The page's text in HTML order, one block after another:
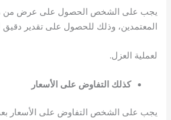
يجب على الشخص الحصول على عرض من
المعتمدين، وذلك للحصول على تقدير دقيق
لعملية العزل.
كذلك التفاوض على الأسعار
يجب على الشخص التفاوض على الأسعار